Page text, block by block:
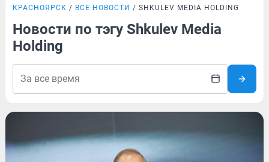
КРАСНОЯРСК ВСЕ НОВОСТИ SHKULEV MEDIA HOLDING
Новости по тэгу Shkulev Media
Holding